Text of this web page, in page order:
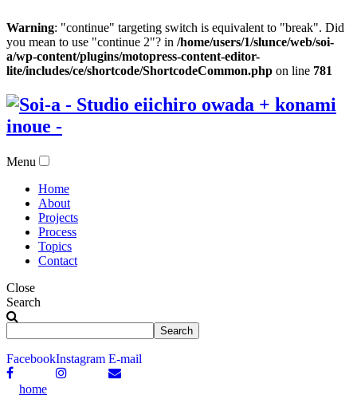
Warning: "continue" targeting switch is equivalent to "break". Did
you mean to use "continue 2"? in /home/users/1/slunce/web/soi-
a/wp-content/plugins/motopress-content-editor-
lite/includes/ce/shortcode/ShortcodeCommon.php on line 781
Menu
Home
About
Projects
Process
Topics
Contact
Close
Search
FacebookInstagram E-mail
home